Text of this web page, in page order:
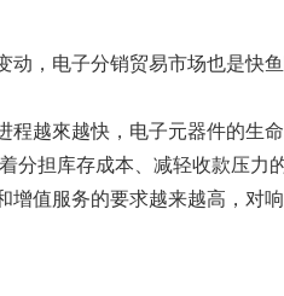
动，电子分销贸易市场也是快
程越來越快，电子元器件的生
分担库存成本、减轻收款压力
增值服务的要求越来越高，对